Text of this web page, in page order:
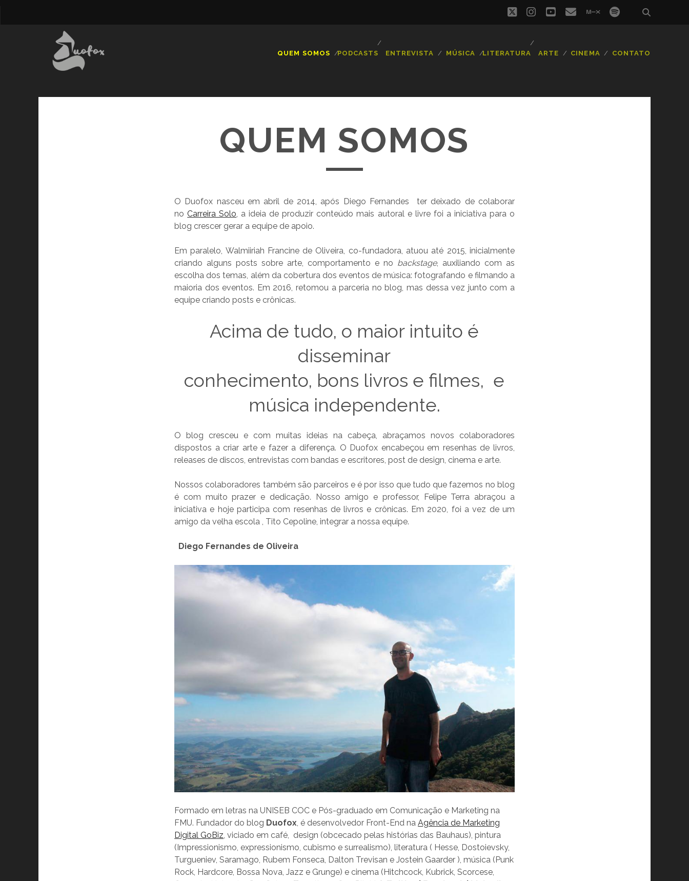
twitterinstagram
youtube
emailmixcloud
spotify
QUEM SOMOS PODCASTS ENTREVISTA MÚSICA LITERATURA ARTE CINEMA CONTATO
QUEM SOMOS
O Duofox nasceu em abril de 2014, após Diego Fernandes
ter deixado de colaborar
noCarreira Solo, a ideia de produzir conteúdo mais autoral e livre foi a iniciativa para o
blog crescer gerar a equipe de apoio.
Em paralelo, Walmiiriah Francine de Oliveira, co-fundadora, atuou até 2015, inicialmente
criando alguns posts sobre arte, comportamento e no backstage, auxiliando com as
escolha dos temas, além da cobertura dos eventos de música: fotografando e filmando a
maioria dos eventos. Em 2016, retomou a parceria no blog, mas dessa vez junto com a
equipe criando posts e crônicas.
Acima de tudo, o maior intuito é
disseminar
conhecimento, bons livros e filmes, e
música independente.
O blog cresceu e com muitas ideias na cabeça, abraçamos novos colaboradores
dispostos a criar arte e fazer a diferença. O Duofox encabeçou em resenhas de livros,
releases de discos, entrevistas com bandas e escritores, post de design, cinema e arte.
Nossos colaboradores também são parceiros e é por isso que tudo que fazemos no blog
é com muito prazer e dedicação. Nosso amigo e professor, Felipe Terra abraçou a
iniciativa e hoje participa com resenhas de livros e crônicas. Em 2020, foi a vez de um
amigo da velha escola , Tito Cepoline, integrar a nossa equipe.
Diego Fernandes de Oliveira
Formado em letras na UNISEB COC e Pós-graduado em Comunicação e Marketing na
FMU. Fundador do blog Duofox, é desenvolvedor Front-End naAgência de Marketing
Digital GoBiz, viciado em café, design (obcecado pelas histórias das Bauhaus), pintura
(Impressionismo, expressionismo, cubismo e surrealismo), literatura ( Hesse, Dostoievsky,
Turgueniev, Saramago, Rubem Fonseca, Dalton Trevisan e Jostein Gaarder ), música (Punk
Rock, Hardcore, Bossa Nova, Jazz e Grunge) e cinema (Hitchcock, Kubrick, Scorcese,